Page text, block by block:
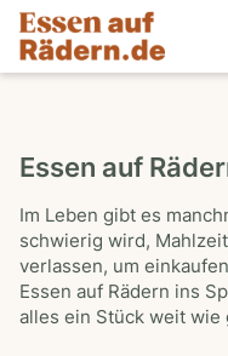
Essen auf
Im Leben gibt es
schwierig wird,
verlassen, um
Essen auf Rädern ins
alles ein Stück weit wie